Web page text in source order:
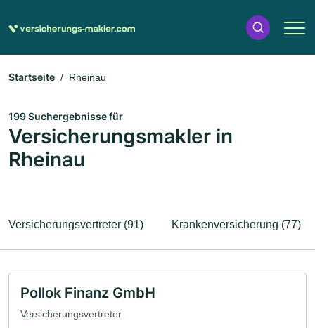
Startseite Rheinau
199 Suchergebnisse für
Versicherungsmakler in
Rheinau
Versicherungsvertreter (91) Krankenversicherung (77)
Pollok Finanz GmbH
Versicherungsvertreter